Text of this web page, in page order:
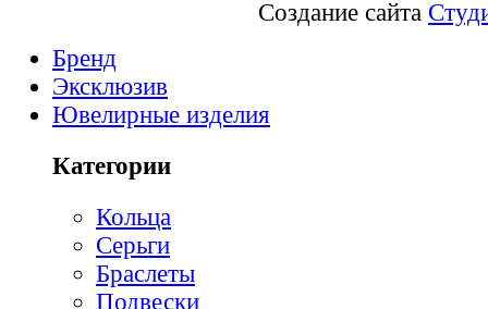
Создание сайта
Бренд
Эксклюзив
Ювелирные изделия
Категории
Кольца
Серьги
Браслеты
Подвески